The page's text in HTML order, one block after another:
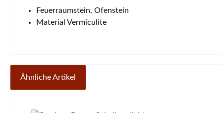
Feuerraumstein, Ofenstein
Material Vermiculite
Ähnliche Artikel